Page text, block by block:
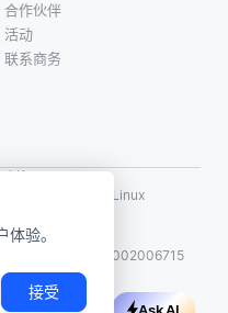
验。
接受
合作伙伴
活动
联系商务
策
的开源项目名称为 Linux
司保留所有权利
沪公网安备31011002006715